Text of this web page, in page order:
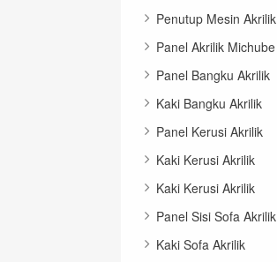
Penutup Mesin Akrilik
Panel Akrilik Michube
Panel Bangku Akrilik
Kaki Bangku Akrilik
Panel Kerusi Akrilik
Kaki Kerusi Akrilik
Kaki Kerusi Akrilik
Panel Sisi Sofa Akrilik
Kaki Sofa Akrilik